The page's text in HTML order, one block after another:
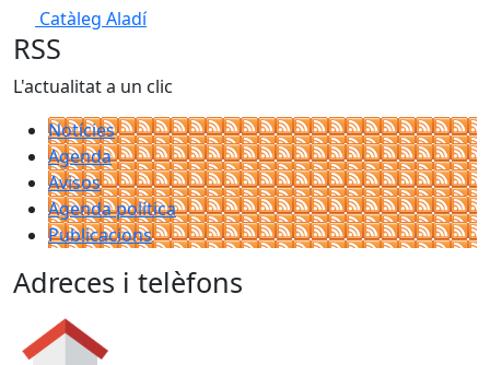
Catàleg Aladí
RSS
L'actualitat a un clic
Notícies
Agenda
Avisos
Agenda política
Publicacions
Adreces i telèfons